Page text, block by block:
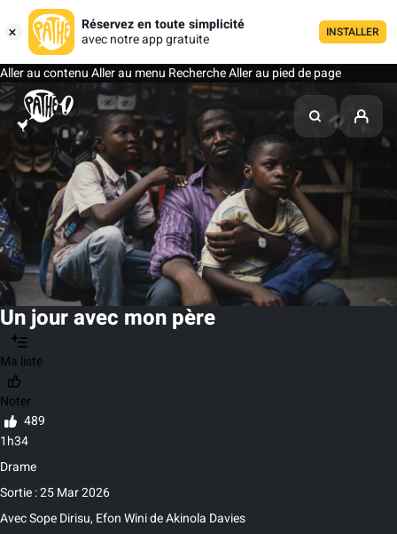
Réservez en toute simplicité
avec notre app gratuite
INSTALLER
Aller au contenuAller au menu RechercheAller au pied de page
Un jour avec mon père
Ma liste
Noter
489
1h34
Drame
Sortie : 25 Mar 2026
AvecSope Dirisu,Efon WinideAkinola Davies